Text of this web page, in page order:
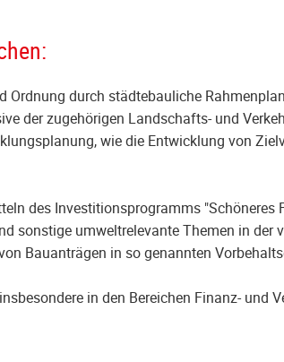
Ordnung durch städtebauliche
der zugehörigen Landschafts- und
wie die Entwicklung von
des Investitionsprogramms "Schöneres
sonstige umweltrelevante Themen in der
Bauanträgen in so genannten
in den Bereichen Finanz-